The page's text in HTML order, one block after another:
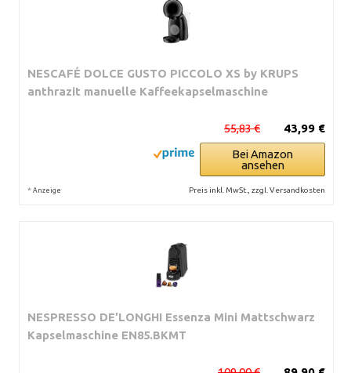
NESCAFÉ DOLCE GUSTO PICCOLO XS by KRUPS
anthrazit manuelle Kaffeekapselmaschine
43,99 €
55,83 €
Bei Amazon
ansehen
* Anzeige Preis inkl. MwSt., zzgl. Versandkosten
NESPRESSO DE’LONGHI Essenza Mini Mattschwarz
Kapselmaschine EN85.BKMT